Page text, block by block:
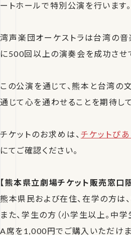
ートホールで特別公演を行います。
湾声楽団オーケストラは台湾の音
に500回以上の演奏会を成功させ
この公演を通じて、熊本と台湾
通じて心を通わせることを期待して
チケットのお求めは、 チケットぴ
にてご確認ください。
【熊本県立劇場チケット販売窓口限
熊本県民および在住、在学の方は
また、学生の方（小学生以上。中
A席を1,000円でご購入いただけま